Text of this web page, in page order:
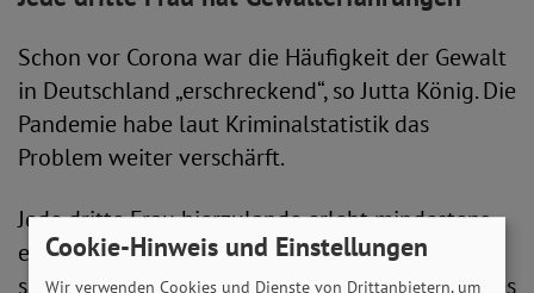
Schon vor Corona war die Häufigkeit der Gewalt
in Deutschland „erschreckend“, so Jutta König. Die
Pandemie habe laut Kriminalstatistik das
Problem weiter verschärft.
Jede dritte Frau hierzulande erlebt mindestens
einmal im Leben körperliche und / oder
sexualisierte Gewalt; bei etwa jeder vierten ist es
Cookie-Hinweis und Einstellungen
Wir verwenden Cookies und Dienste von Drittanbietern, um